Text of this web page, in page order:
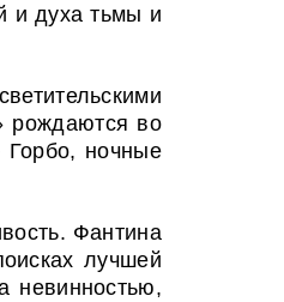
и духа тьмы и
рождаются во
Горбо, ночные
Фантина
лучшей
невинностью,